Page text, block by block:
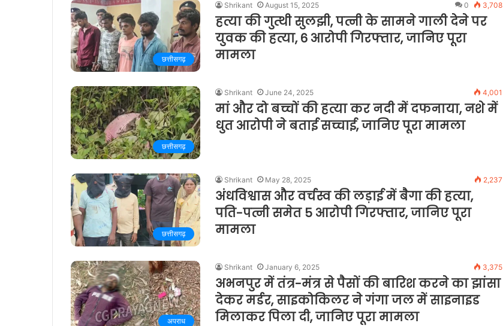
छत्तीसगढ़
Shrikant August 15, 2025 0 3,708
हत्या की गुत्थी सुलझी, पत्नी के सामने गाली देने पर
युवक की हत्या, 6 आरोपी गिरफ्तार, जानिए पूरा
मामला
छत्तीसगढ़
Shrikant June 24, 2025 4,001
मां और दो बच्चों की हत्या कर नदी में दफनाया, नशे में
धुत आरोपी ने बताई सच्चाई, जानिए पूरा मामला
छत्तीसगढ़
Shrikant May 28, 2025 2,237
अंधविश्वास और वर्चस्व की लड़ाई में बैगा की हत्या,
पति-पत्नी समेत 5 आरोपी गिरफ्तार, जानिए पूरा
मामला
अपराध
Shrikant January 6, 2025 3,375
अभनपुर में तंत्र-मंत्र से पैसों की बारिश करने का झांसा
देकर मर्डर, साइकोकिलर ने गंगा जल में साइनाइड
मिलाकर पिला दी, जानिए पूरा मामला